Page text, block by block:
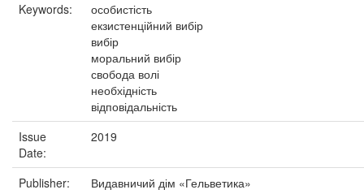
Keywords:
особистість
екзистенційний вибір
вибір
моральний вибір
свобода волі
необхідність
відповідальність
Issue
Date:
2019
Publisher:
Видавничий дім «Гельветика»